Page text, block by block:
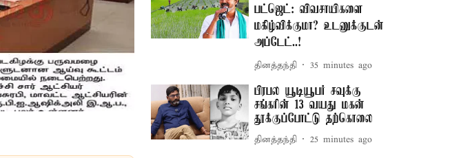
பட்ஜெட்: விவசாயிகளை
மகிழ்விக்குமா? உடனுக்குடன்
அப்டேட்..!
தினத்தந்தி 35 minutes ago
பிரபல யூடியூபர் சவுக்கு
சங்கரின் 13 வயது மகன்
தூக்குப்போட்டு தற்கொலை
தினத்தந்தி 25 minutes ago